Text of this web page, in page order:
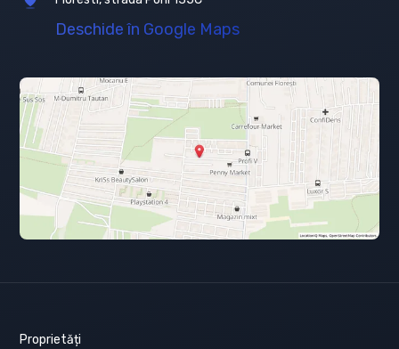
Deschide în Google Maps
Proprietăți